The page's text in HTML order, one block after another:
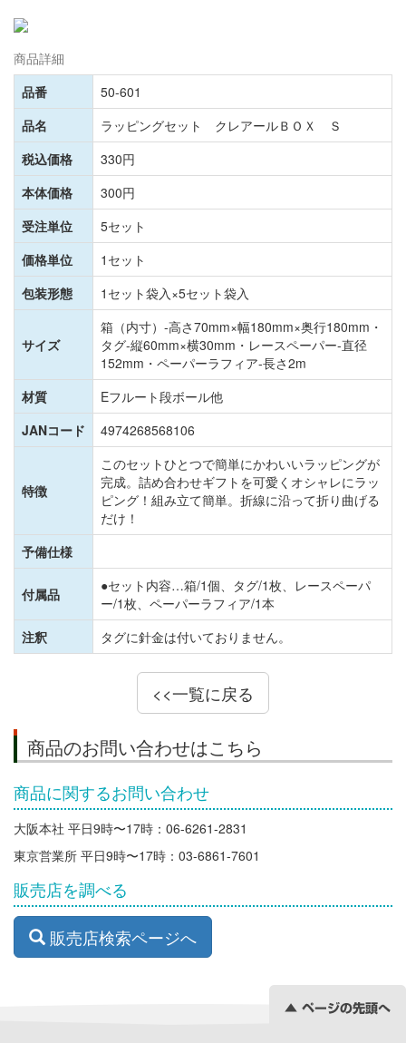
商品詳細
品番
50-601
品名
ラッピングセット クレアールＢＯＸ Ｓ
税込価格
330円
本体価格
300円
受注単位
5セット
価格単位
1セット
包装形態
1セット袋入×5セット袋入
サイズ
箱（内寸）-高さ70mm×幅180mm×奥行180mm・
タグ-縦60mm×横30mm・レースペーパー-直径
152mm・ペーパーラフィア-長さ2m
材質
Eフルート段ボール他
JANコード
4974268568106
特徴
このセットひとつで簡単にかわいいラッピングが
完成。詰め合わせギフトを可愛くオシャレにラッ
ピング！組み立て簡単。折線に沿って折り曲げる
だけ！
予備仕様
付属品
●セット内容…箱/1個、タグ/1枚、レースペーパ
ー/1枚、ペーパーラフィア/1本
注釈
タグに針金は付いておりません。
<<一覧に戻る
商品のお問い合わせはこちら
商品に関するお問い合わせ
大阪本社 平日9時〜17時：06-6261-2831
東京営業所 平日9時〜17時：03-6861-7601
販売店を調べる
販売店検索ページへ